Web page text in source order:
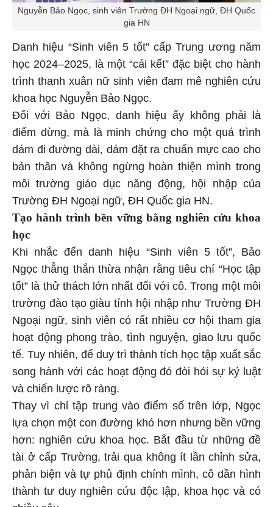
Nguyễn Bảo Ngọc, sinh viên Trường ĐH Ngoại ngữ, ĐH Quốc
gia HN
Danh hiệu “Sinh viên 5 tốt” cấp Trung ương năm
học 2024–2025, là một “cái kết” đặc biệt cho hành
trình thanh xuân nữ sinh viên đam mê nghiên cứu
khoa học Nguyễn Bảo Ngọc.
Đối với Bảo Ngọc, danh hiệu ấy không phải là
điểm dừng, mà là minh chứng cho một quá trình
dám đi đường dài, dám đặt ra chuẩn mực cao cho
bản thân và không ngừng hoàn thiện mình trong
môi trường giáo dục năng động, hội nhập của
Trường ĐH Ngoại ngữ, ĐH Quốc gia HN.
Tạo hành trình bền vững bằng nghiên cứu khoa
học
Khi nhắc đến danh hiệu “Sinh viên 5 tốt”, Bảo
Ngọc thẳng thắn thừa nhận rằng tiêu chí “Học tập
tốt” là thử thách lớn nhất đối với cô. Trong một môi
trường đào tạo giàu tính hội nhập như Trường ĐH
Ngoại ngữ, sinh viên có rất nhiều cơ hội tham gia
hoạt động phong trào, tình nguyện, giao lưu quốc
tế. Tuy nhiên, để duy trì thành tích học tập xuất sắc
song hành với các hoạt động đó đòi hỏi sự kỷ luật
và chiến lược rõ ràng.
Thay vì chỉ tập trung vào điểm số trên lớp, Ngọc
lựa chọn một con đường khó hơn nhưng bền vững
hơn: nghiên cứu khoa học. Bắt đầu từ những đề
tài ở cấp Trường, trải qua không ít lần chỉnh sửa,
phản biện và tự phủ định chính mình, cô dần hình
thành tư duy nghiên cứu độc lập, khoa học và có